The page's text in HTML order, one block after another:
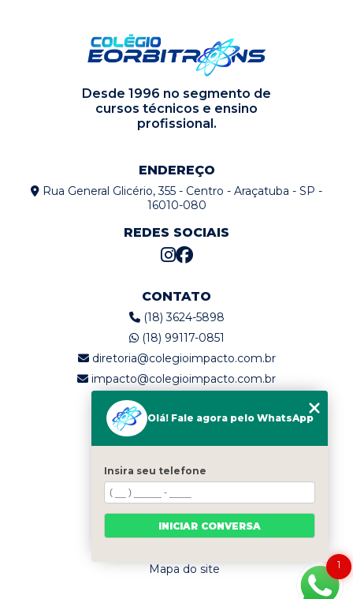
Desde 1996 no segmento de
cursos técnicos e ensino
profissional.
ENDEREÇO
Rua General Glicério, 355 - Centro - Araçatuba - SP -
16010-080
REDES SOCIAIS
CONTATO
(18) 3624-5898
(18) 99117-0851
diretoria@colegioimpacto.com.br
impacto@colegioimpacto.com.br
MENU
Home
Quem somos
Serviços
Blog
Contato
Mapa do site
1
Olá! Fale agora pelo WhatsApp
Insira seu telefone
INICIAR CONVERSA